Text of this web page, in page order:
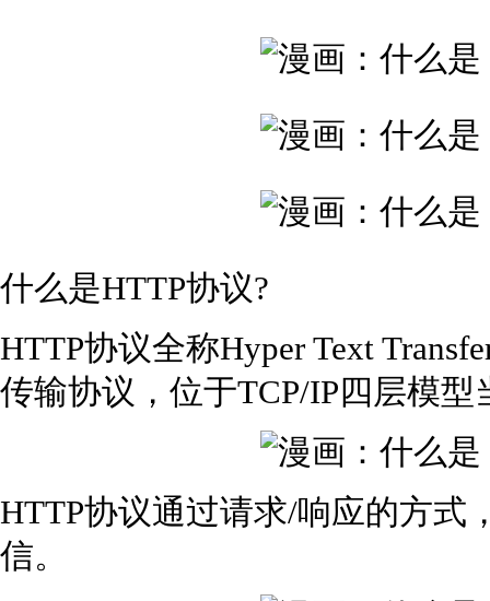
什么是HTTP协议?
HTTP协议全称Hyper Text
传输协议，位于TCP/IP四层模型
HTTP协议通过请求/响应的方式
信。